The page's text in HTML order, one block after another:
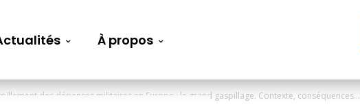
À propos
des dépenses militaires en Europe : le grand gaspillage. Contexte, conséquences...